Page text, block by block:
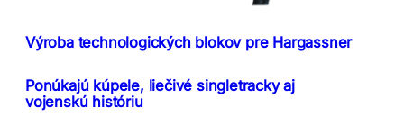
Výroba technologických blokov pre Hargassner
Ponúkajú kúpele, liečivé singletracky aj
vojenskú históriu